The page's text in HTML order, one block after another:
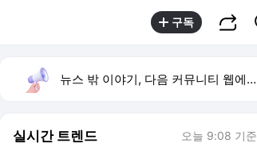
구독
뉴스 밖 이야기, 다음 커뮤니티 웹에서 보기
실시간 트렌드 오늘 9:08 기준